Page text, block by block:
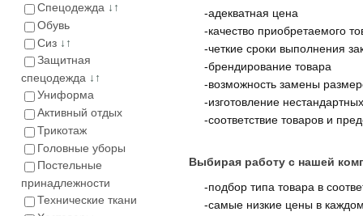
Спецодежда ↓↑
Обувь
Сиз ↓↑
Защитная
спецодежда ↓↑
Униформа
Активный отдых
Трикотаж
Головные уборы
Постельные
принадлежности
Технические ткани
-адекватная цена
-качество приобретаемого
-четкие сроки выполнения
-брендирование товара
-возможность замены
-изготовление
-соответствие товаров и
Выбирая работу с нашей
-подбор типа товара в
-самые низкие цены в